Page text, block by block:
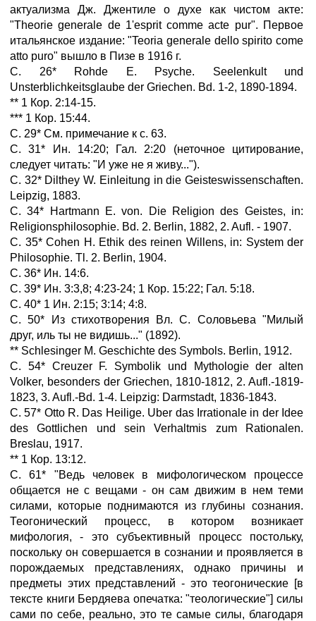
актуализма Дж. Джентиле о духе как чистом акте:
"Theorie generale de 1'esprit comme acte pur". Первое
итальянское издание: "Teoria generale dello spirito come
atto puro" вышло в Пизе в 1916 г.
С. 26* Rohde E. Psyche. Seelenkult und
Unsterblichkeitsglaube der Griechen. Bd. 1-2, 1890-1894.
** 1 Кор. 2:14-15.
*** 1 Кор. 15:44.
С. 29* См. примечание к с. 63.
С. 31* Ин. 14:20; Гал. 2:20 (неточное цитирование,
следует читать: "И уже не я живу...").
С. 32* Dilthey W. Einleitung in die Geisteswissenschaften.
Leipzig, 1883.
С. 34* Hartmann E. von. Die Religion des Geistes, in:
Religionsphilosophie. Bd. 2. Berlin, 1882, 2. Aufl. - 1907.
С. 35* Cohen Н. Ethik des reinen Willens, in: System der
Philosophie. Tl. 2. Berlin, 1904.
С. 36* Ин. 14:6.
С. 39* Ин. 3:3,8; 4:23-24; 1 Кор. 15:22; Гал. 5:18.
С. 40* 1 Ин. 2:15; 3:14; 4:8.
С. 50* Из стихотворения Вл. С. Соловьева "Милый
друг, иль ты не видишь..." (1892).
** Schlesinger M. Geschichte des Symbols. Berlin, 1912.
С. 54* Creuzer F. Symbolik und Mythologie der alten
Volker, besonders der Griechen, 1810-1812, 2. Aufl.-1819-
1823, 3. Aufl.-Bd. 1-4. Leipzig: Darmstadt, 1836-1843.
С. 57* Otto R. Das Heilige. Uber das Irrationale in der Idee
des Gottlichen und sein Verhaltmis zum Rationalen.
Breslau, 1917.
** 1 Кор. 13:12.
С. 61* "Ведь человек в мифологическом процессе
общается не с вещами - он сам движим в нем теми
силами, которые поднимаются из глубины сознания.
Теогонический процесс, в котором возникает
мифология, - это субъективный процесс постольку,
поскольку он совершается в сознании и проявляется в
порождаемых представлениях, однако причины и
предметы этих представлений - это теогонические [в
тексте книги Бердяева опечатка: "теологические"] силы
сами по себе, реально, это те самые силы, благодаря